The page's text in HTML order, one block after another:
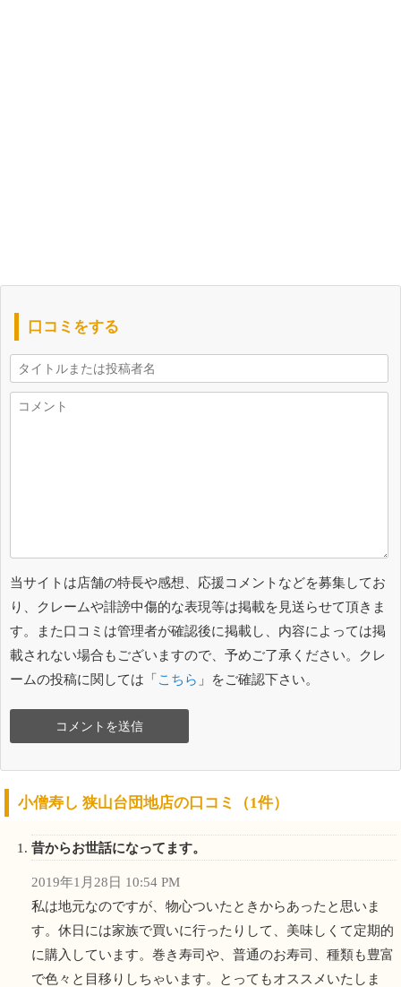
口コミをする
当サイトは店舗の特長や感想、応援コメントなどを募集してお
り、クレームや誹謗中傷的な表現等は掲載を見送らせて頂きま
す。また口コミは管理者が確認後に掲載し、内容によっては掲
載されない場合もございますので、予めご了承ください。クレ
ームの投稿に関しては「こちら 」をご確認下さい。
小僧寿し 狭山台団地店の口コミ（1件）
昔からお世話になってます。
2019年1月28日 10:54 PM
私は地元なのですが、物心ついたときからあったと思いま
す。休日には家族で買いに行ったりして、美味しくて定期的
に購入しています。巻き寿司や、普通のお寿司、種類も豊富
で色々と目移りしちゃいます。とってもオススメいたしま